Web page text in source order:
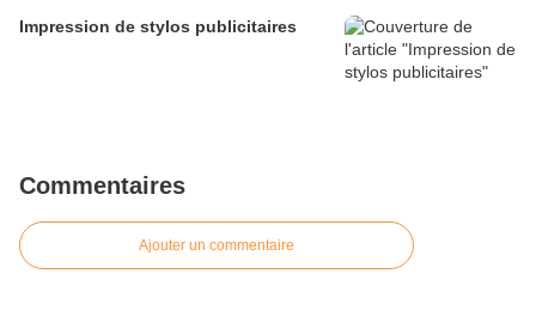
Impression de stylos publicitaires
Commentaires
Ajouter un commentaire